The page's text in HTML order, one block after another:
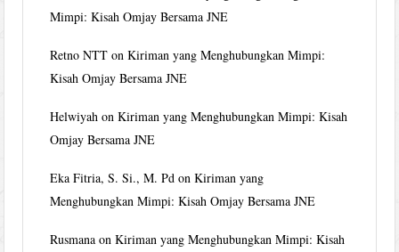
Mimpi: Kisah Omjay Bersama JNE
Retno NTT onKiriman yang Menghubungkan Mimpi:
Kisah Omjay Bersama JNE
Helwiyah onKiriman yang Menghubungkan Mimpi: Kisah
Omjay Bersama JNE
Eka Fitria, S. Si., M. Pd onKiriman yang
Menghubungkan Mimpi: Kisah Omjay Bersama JNE
Rusmana onKiriman yang Menghubungkan Mimpi: Kisah